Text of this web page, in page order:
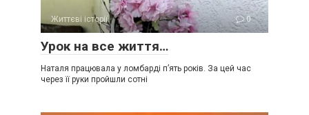
Життєві історії 0
Урок на все життя…
Наталя працювала у ломбарді п’ять років. За цей час
через її руки пройшли сотні